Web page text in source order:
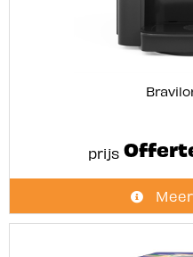
prijs